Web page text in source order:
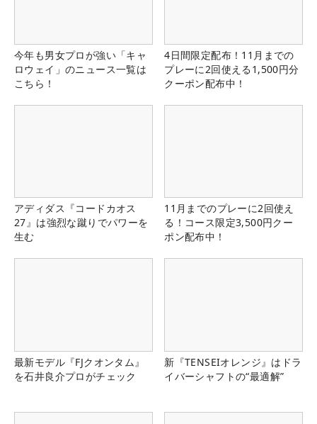
今年も男女プロが強い「キャ
ロウェイ」のニュース一覧は
こちら！
4日間限定配布！11月までの
プレーに2回使える1,500円分
クーポン配布中！
アディダス『コードカオス
27』は強烈な蹴りでパワーを
生む
11月までのプレーに2回使え
る！コース限定3,500円クー
ポン配布中！
最新モデル『FJクオンタム』
を石井良介プロがチェック
新『TENSEIオレンジ』はドラ
イバーシャフトの“最適解”